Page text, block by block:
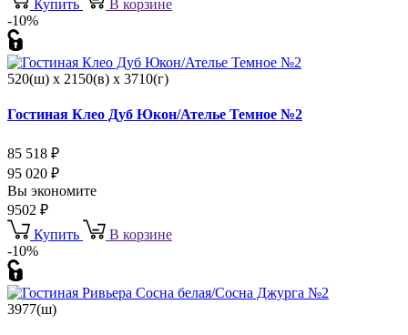
Купить
В корзине
-10%
520(ш) x 2150(в) x 3710(г)
Гостиная Клео Дуб Юкон/Ателье Темное №2
85 518 ₽
95 020 ₽
Вы экономите
9502 ₽
Купить
В корзине
-10%
3977(ш)